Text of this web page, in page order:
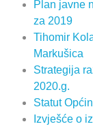
Plan javne
za 2019
Tihomir
Markušica
Strategija
2020.g.
Statut
Izvješće o